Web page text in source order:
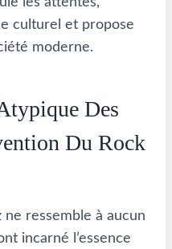
culturel et propose
moderne.
Des
Du Rock
ne ressemble à aucun
incarné l’essence